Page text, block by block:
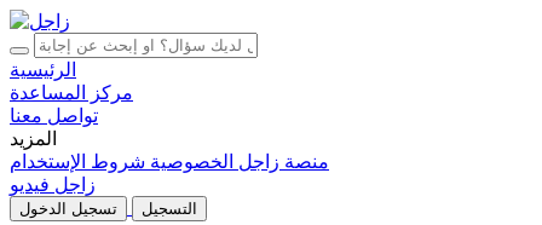
الرئيسية
مركز المساعدة
تواصل معنا
المزيد
منصة زاجل الخصوصية شروط الإستخدام
زاجل فيديو
تسجيل الدخول التسجيل